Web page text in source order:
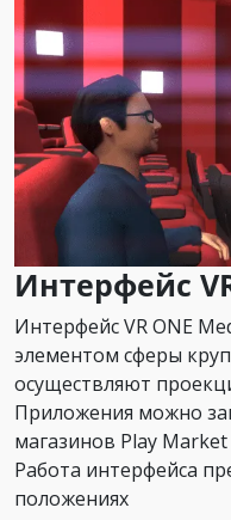
Интерфейс
Интерфейс VR ONE
элементом сферы
осуществляют
Приложения можно
магазинов Play
Работа интерфейса
положениях